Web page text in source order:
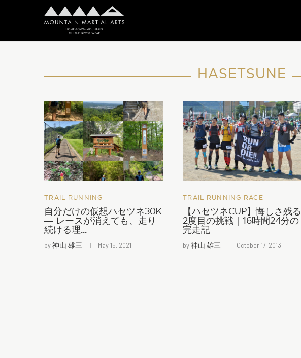
HASETSUNE
TRAIL RUNNING
自分だけの仮想ハセツネ30K
― レースが消えても、走り
続ける理...
by神山 雄三 May 15, 2021
TRAIL RUNNING RACE
【ハセツネCUP】悔しさ残る
2度目の挑戦｜16時間24分の
完走記
by神山 雄三 October 17, 2013